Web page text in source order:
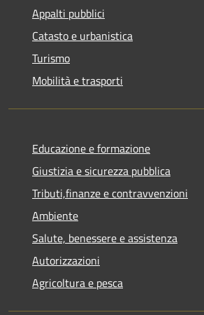
Appalti pubblici
Catasto e urbanistica
Turismo
Mobilità e trasporti
Educazione e formazione
Giustizia e sicurezza pubblica
Tributi,finanze e contravvenzioni
Ambiente
Salute, benessere e assistenza
Autorizzazioni
Agricoltura e pesca